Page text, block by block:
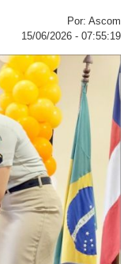
Por: Ascom
15/06/2026 - 07:55:19